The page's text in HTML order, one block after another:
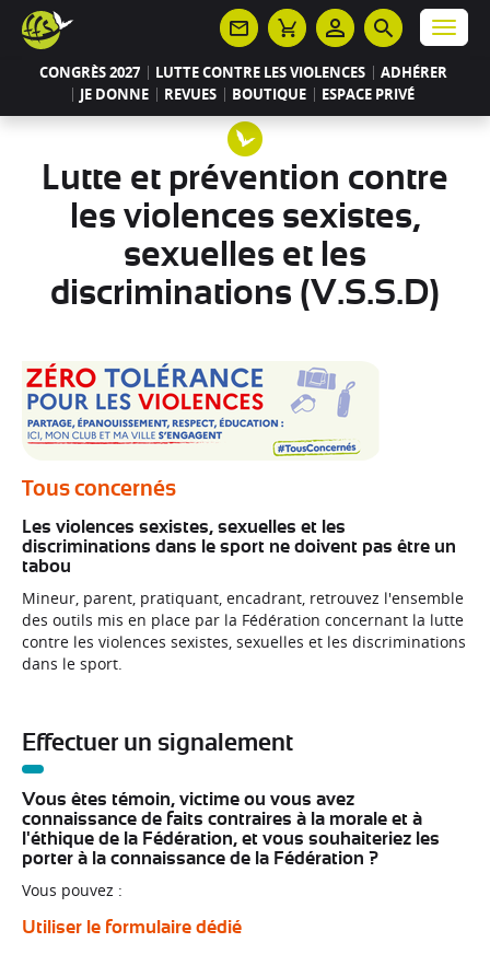
CONGRÈS 2027 LUTTE CONTRE LES VIOLENCES
ADHÉRER
JE DONNE
REVUES BOUTIQUE ESPACE PRIVÉ
Menu
Lutte et prévention contre
les violences sexistes,
sexuelles et les
discriminations (V.S.S.D)
Tous concernés
Les violences sexistes, sexuelles et les
discriminations dans le sport ne doivent pas être un
tabou
Mineur, parent, pratiquant, encadrant, retrouvez l'ensemble
des outils mis en place par la Fédération concernant la lutte
contre les violences sexistes, sexuelles et les discriminations
dans le sport.
Effectuer un signalement
Vous êtes témoin, victime ou vous avez
connaissance de faits contraires à la morale et à
l'éthique de la Fédération, et vous souhaiteriez les
porter à la connaissance de la Fédération ?
Vous pouvez :
Utiliser le formulaire dédié
Panneau de gestion des cookies